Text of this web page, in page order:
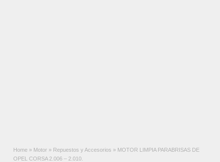
Home » Motor » Repuestos y Accesorios » MOTOR LIMPIA PARABRISAS DE
OPEL CORSA 2.006 – 2.010.